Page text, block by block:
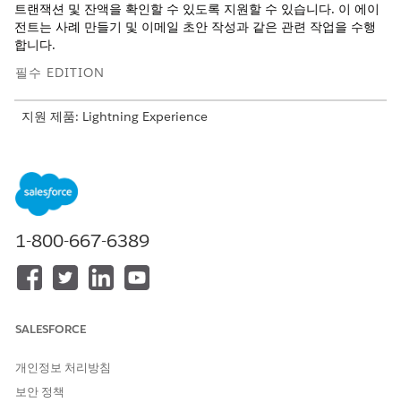
트랜잭션 및 잔액을 확인할 수 있도록 지원할 수 있습니다. 이 에이
전트는 사례 만들기 및 이메일 초안 작성과 같은 관련 작업을 수행
합니다.
필수 EDITION
지원 제품: Lightning Experience
Performance
하려면 각 사용자에게 Agentforce for Automotive 추가 기능이
있어야 합니다.
노트요구 사항에 따라 회사에 Agentforce를 구현하기 전에
스를 검토해야 합니다.
1-800-667-6389
SALESFORCE
개인정보 처리방침
보안 정책